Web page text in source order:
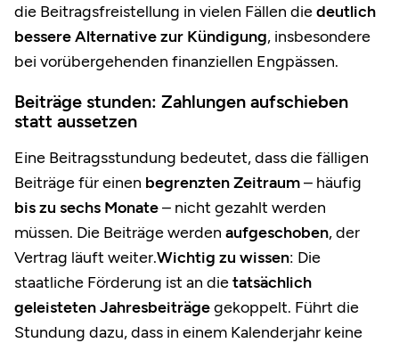
die Beitragsfreistellung in vielen Fällen diedeutlich
bessere Alternative zur Kündigung, insbesondere
bei vorübergehenden finanziellen Engpässen.
Beiträge stunden: Zahlungen aufschieben
statt aussetzen
Eine Beitragsstundung bedeutet, dass die fälligen
Beiträge für einen begrenzten Zeitraum– häufig
bis zu sechs Monate– nicht gezahlt werden
müssen. Die Beiträge werden aufgeschoben, der
Vertrag läuft weiter.Wichtig zu wissen: Die
staatliche Förderung ist an dietatsächlich
geleisteten Jahresbeiträgegekoppelt. Führt die
Stundung dazu, dass in einem Kalenderjahr keine